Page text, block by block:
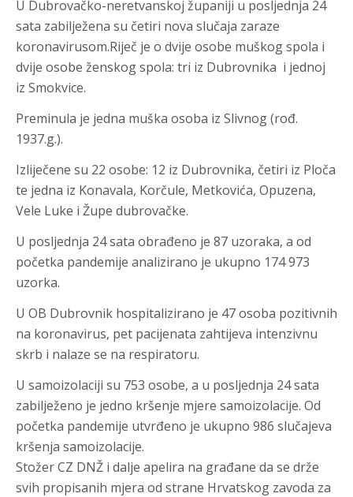
U Dubrovačko-neretvanskoj županiji u posljednja 24
sata zabilježena su četiri nova slučaja zaraze
koronavirusom.Riječ je o dvije osobe muškog spola i
dvije osobe ženskog spola: tri iz Dubrovnika i jednoj
iz Smokvice.
Preminula je jedna muška osoba iz Slivnog (rođ.
1937.g.).
Izliječene su 22 osobe: 12 iz Dubrovnika, četiri iz Ploča
te jedna iz Konavala, Korčule, Metkovića, Opuzena,
Vele Luke i Župe dubrovačke.
U posljednja 24 sata obrađeno je 87 uzoraka, a od
početka pandemije analizirano je ukupno 174 973
uzorka.
U OB Dubrovnik hospitalizirano je 47 osoba pozitivnih
na koronavirus, pet pacijenata zahtijeva intenzivnu
skrb i nalaze se na respiratoru.
U samoizolaciji su 753 osobe, a u posljednja 24 sata
zabilježeno je jedno kršenje mjere samoizolacije. Od
početka pandemije utvrđeno je ukupno 986 slučajeva
kršenja samoizolacije.
Stožer CZ DNŽ i dalje apelira na građane da se drže
svih propisanih mjera od strane Hrvatskog zavoda za